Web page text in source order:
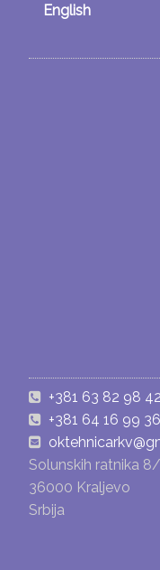
English
+381 63 82 98
+381 64 16 99
Solunskih ratnika
36000 Kraljevo
Srbija